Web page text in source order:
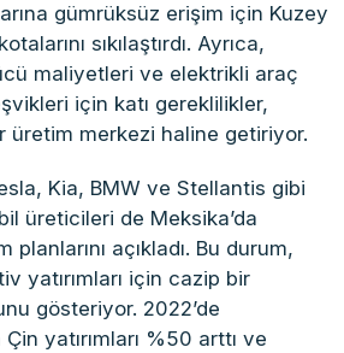
gümrüksüz erişim için Kuzey
sıkılaştırdı. Ayrıca,
maliyetleri ve elektrikli araç
için katı gereklilikler,
üretim merkezi haline getiriyor.
Kia, BMW ve Stellantis gibi
üreticileri de Meksika’da
açıkladı. Bu durum,
yatırımları için cazip bir
gösteriyor. 2022’de
yatırımları %50 arttı ve